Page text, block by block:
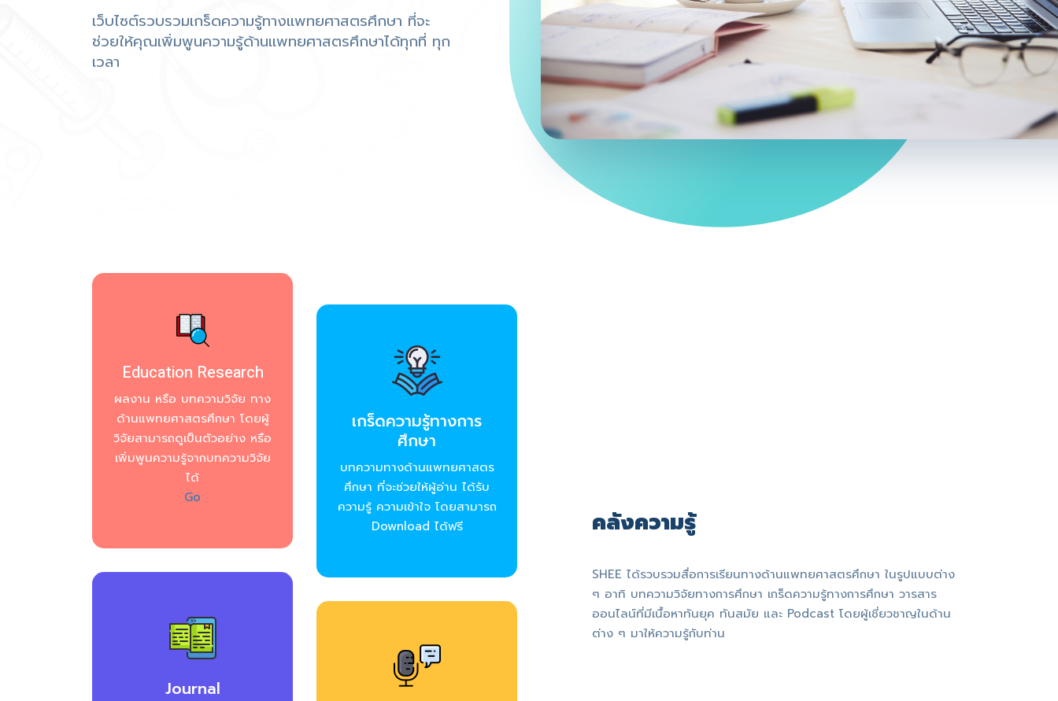
เว็บไซต์รวบรวมเกร็ดความรู้ทางแพทยศาสตรศึกษา ที่จะ
ช่วยให้คุณเพิ่มพูนความรู้ด้านแพทยศาสตรศึกษาได้ทุกที่ ทุก
เวลา
Education Research
ผลงาน หรือ บทความวิจัย ทาง
ด้านแพทยศาสตรศึกษา โดยผู้
วิจัยสามารถดูเป็นตัวอย่าง หรือ
เพิ่มพูนความรู้จากบทความวิจัย
ได้
Go
Journal
เกร็ดความรู้ทางการ
ศึกษา
บทความทางด้านแพทยศาสตร
ศึกษา ที่จะช่วยให้ผู้อ่าน ได้รับ
ความรู้ ความเข้าใจ โดยสามารถ
Download ได้ฟรี
คลังความรู้
SHEE ได้รวบรวมสื่อการเรียนทางด้านแพทยศาสตรศึกษา ในรูปแบบต่าง
ๆ อาทิ บทความวิจัยทางการศึกษา เกร็ดความรู้ทางการศึกษา วารสาร
ออนไลน์ที่มีเนื้อหาทันยุค ทันสมัย และ Podcast โดยผู้เชี่ยวชาญในด้าน
ต่าง ๆ มาให้ความรู้กับท่าน